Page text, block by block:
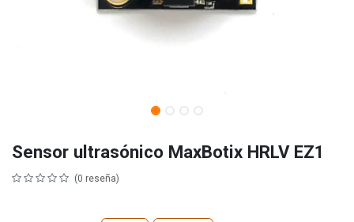
Sensor ultrasónico MaxBotix HRLV EZ1
(0 reseña)